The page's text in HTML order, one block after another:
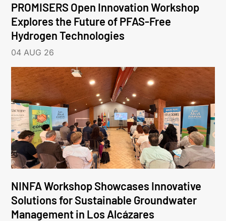
PROMISERS Open Innovation Workshop
Explores the Future of PFAS-Free
Hydrogen Technologies
04 AUG 26
NINFA Workshop Showcases Innovative
Solutions for Sustainable Groundwater
Management in Los Alcázares